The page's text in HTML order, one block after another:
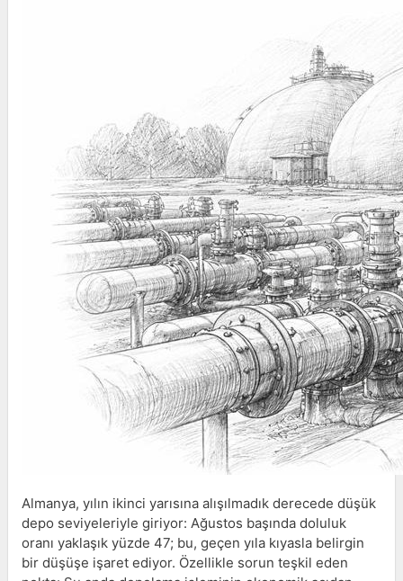
Almanya, yılın ikinci yarısına alışılmadık derecede düşük
depo seviyeleriyle giriyor: Ağustos başında doluluk
oranı yaklaşık yüzde 47; bu, geçen yıla kıyasla belirgin
bir düşüşe işaret ediyor. Özellikle sorun teşkil eden